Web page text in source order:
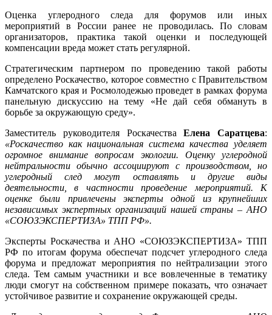
Оценка углеродного следа для форумов или иных
мероприятий в России ранее не проводилась. По словам
организаторов, практика такой оценки и последующей
компенсации вреда может стать регулярной.
Стратегическим партнером по проведению такой работы
определено Роскачество, которое совместно с Правительством
Камчатского края и Росмолодежью проведет в рамках форума
панельную дискуссию на тему «Не дай себя обмануть в
борьбе за окружающую среду».
Заместитель руководителя РоскачестваЕлена Саратцева:
«Роскачество как национальная система качества уделяет
огромное внимание вопросам экологии. Оценку углеродной
нейтральности обычно ассоциируют с производством, но
углеродный след могут оставлять и другие виды
деятельности, в частности проведение мероприятий. К
оценке были привлечены эксперты одной из крупнейших
независимых экспертных организаций нашей страны – АНО
«СОЮЗЭКСПЕРТИЗА» ТПП РФ».
Эксперты Роскачества и АНО «СОЮЗЭКСПЕРТИЗА» ТПП
РФ по итогам форума обеспечат подсчет углеродного следа
форума и предложат мероприятия по нейтрализации этого
следа. Тем самым участники и все вовлеченные в тематику
люди смогут на собственном примере показать, что означает
устойчивое развитие и сохранение окружающей среды.